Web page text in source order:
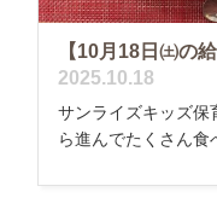
【10月18日㈯の
2025.10.18
サンライズキッズ
ら進んでたくさん食